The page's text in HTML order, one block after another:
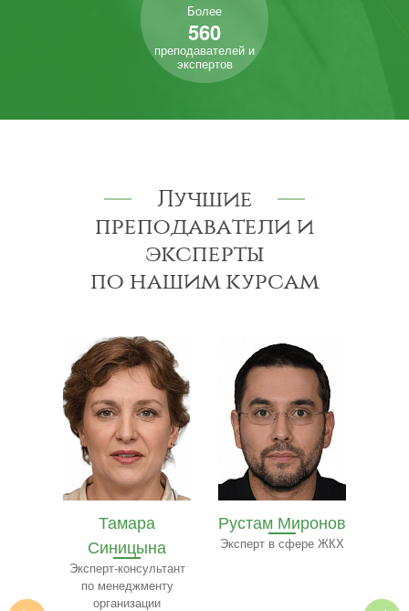
Более
560
преподавателей и
экспертов
Лучшие
преподаватели и
эксперты
по нашим курсам
Рустам Миронов
Эксперт в сфере ЖКХ
Полина Ильина
Преподаватель